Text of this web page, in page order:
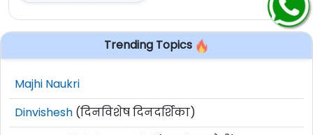
Trending Topics
Majhi Naukri
Dinvishesh (दिनविशेष दिनदर्शिका)